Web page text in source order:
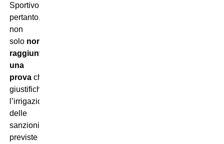
Sportivo,
pertanto,
non
solo non
raggiunta
una
provache
giustifichi
l’irrigazione
delle
sanzioni
previste